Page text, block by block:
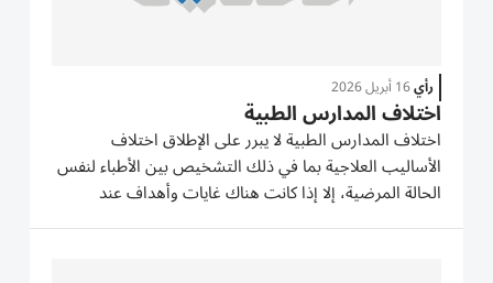
رأي16 أبريل 2026
اختلاف المدارس الطبية
اختلاف المدارس الطبية لا يبرر على الإطلاق اختلاف
الأساليب العلاجية بما في ذلك التشخيص بين الأطباء لنفس
الحالة المرضية، إلا إذا كانت هناك غايات وأهداف عند
الطبيب المعالج الذي قد يجد نفسه مضطراً إلى تحديد